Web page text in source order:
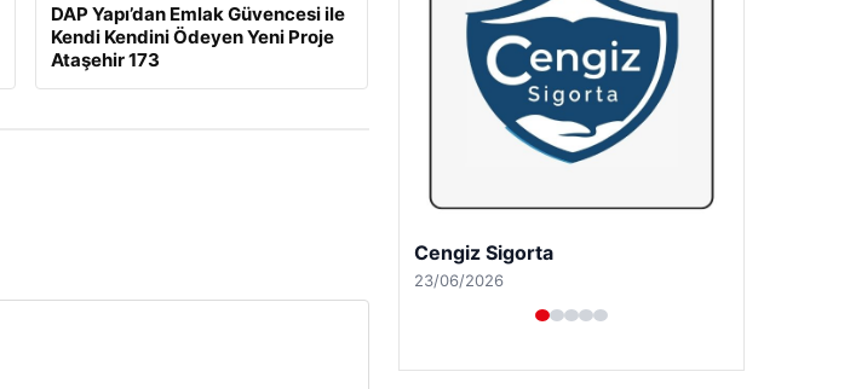
DAP Yapı’dan Emlak Güvencesi ile
Kendi Kendini Ödeyen Yeni Proje
Ataşehir 173
Hastaş Beton
26/05/2026